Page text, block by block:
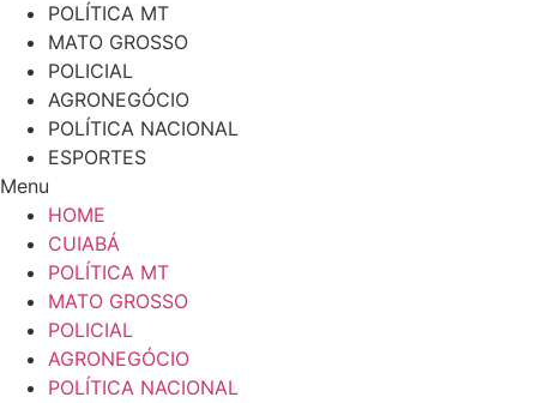
POLÍTICA MT
MATO GROSSO
POLICIAL
AGRONEGÓCIO
POLÍTICA NACIONAL
ESPORTES
Menu
HOME
CUIABÁ
POLÍTICA MT
MATO GROSSO
POLICIAL
AGRONEGÓCIO
POLÍTICA NACIONAL